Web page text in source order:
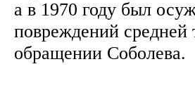
а в 1970 году был
повреждений средней
обращении Соболева.